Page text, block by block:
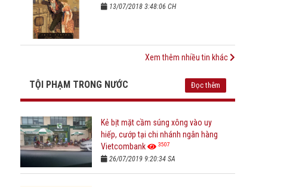
13/07/2018 3:48:06 CH
Xem thêm nhiều tin khác
TỘI PHẠM TRONG NƯỚC Đọc thêm
Kẻ bịt mặt cầm súng xông vào uy
hiếp, cướp tại chi nhánh ngân hàng
Vietcombank
3507
26/07/2019 9:20:34 SA